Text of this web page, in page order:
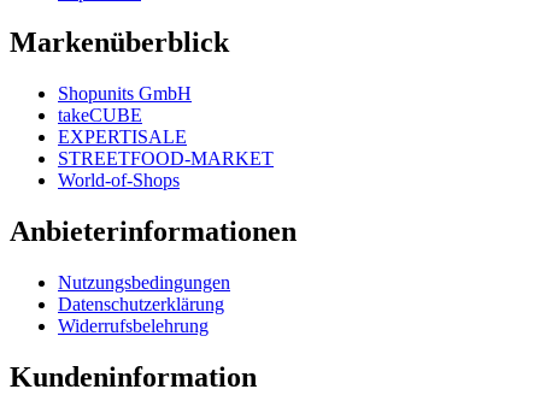
Markenüberblick
Shopunits GmbH
takeCUBE
EXPERTISALE
STREETFOOD-MARKET
World-of-Shops
Anbieterinformationen
Nutzungsbedingungen
Datenschutzerklärung
Widerrufsbelehrung
Kundeninformation